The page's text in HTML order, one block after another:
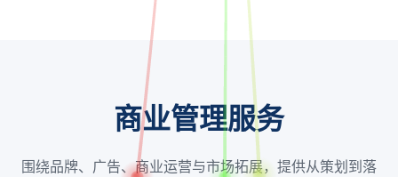
商业管理服务
围绕品牌、广告、商业运营与市场拓展，提供从策划到落